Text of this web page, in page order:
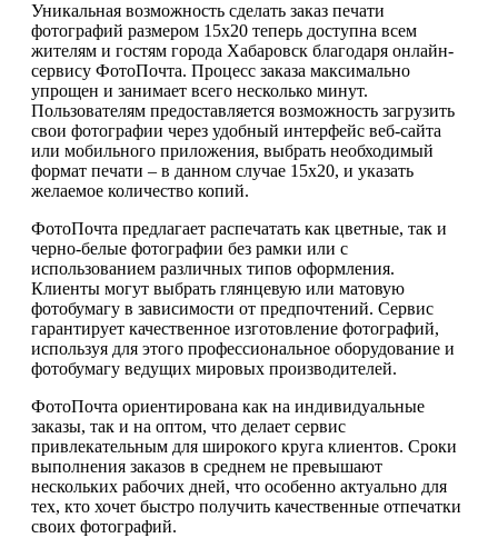
Уникальная возможность сделать заказ печати
фотографий размером 15х20 теперь доступна всем
жителям и гостям города Хабаровск благодаря онлайн-
сервису ФотоПочта. Процесс заказа максимально
упрощен и занимает всего несколько минут.
Пользователям предоставляется возможность загрузить
свои фотографии через удобный интерфейс веб-сайта
или мобильного приложения, выбрать необходимый
формат печати – в данном случае 15х20, и указать
желаемое количество копий.
ФотоПочта предлагает распечатать как цветные, так и
черно-белые фотографии без рамки или с
использованием различных типов оформления.
Клиенты могут выбрать глянцевую или матовую
фотобумагу в зависимости от предпочтений. Сервис
гарантирует качественное изготовление фотографий,
используя для этого профессиональное оборудование и
фотобумагу ведущих мировых производителей.
ФотоПочта ориентирована как на индивидуальные
заказы, так и на оптом, что делает сервис
привлекательным для широкого круга клиентов. Сроки
выполнения заказов в среднем не превышают
нескольких рабочих дней, что особенно актуально для
тех, кто хочет быстро получить качественные отпечатки
своих фотографий.